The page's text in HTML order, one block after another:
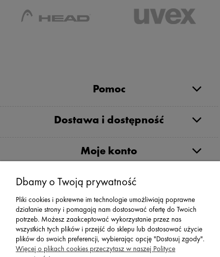
Pomoc
Dostawa i dostępność
Moje konto
Serwis
Zwroty,Reklamacje Wymiany
Dbamy o Twoją prywatność
Pliki cookies i pokrewne im technologie umożliwiają poprawne
działanie strony i pomagają nam dostosować ofertę do Twoich
potrzeb. Możesz zaakceptować wykorzystanie przez nas
wszystkich tych plików i przejść do sklepu lub dostosować użycie
plików do swoich preferencji, wybierając opcję "Dostosuj zgody".
Więcej o plikach cookies przeczytasz w naszej Polityce